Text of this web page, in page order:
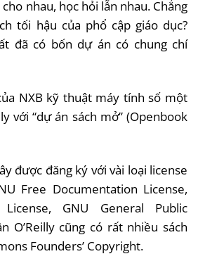
nhau, học hỏi lẫn nhau. Chẳng
tối hậu của phổ cập giáo dục?
đã có bốn dự án có chung chí
NXB kỹ thuật máy tính số một
với “dự án sách mở” (Openbook
được đăng ký với vài loại license
Free Documentation License,
GNU General Public
O’Reilly cũng có rất nhiều sách
Founders’ Copyright.